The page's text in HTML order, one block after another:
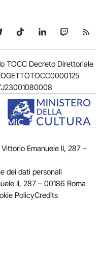
WhatsApp
su Telegram
Seguici su TikTok
Seguici su
Seguici
TOCC Decreto Direttoriale
Emanuele II, 287 –
dei dati personali
II, 287 – 00186 Roma
PolicyCredits